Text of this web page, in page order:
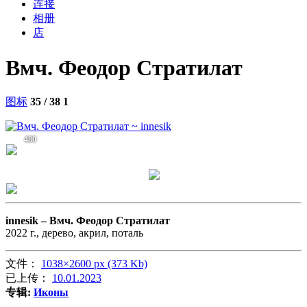
连接
相册
店
Вмч. Феодор Стратилат
图标 35 / 38 1
480
innesik –Вмч. Феодор Стратилат
2022 г., дерево, акрил, поталь
文件： 1038×2600 px (373 Kb)
已上传： 10.01.2023
专辑: Иконы